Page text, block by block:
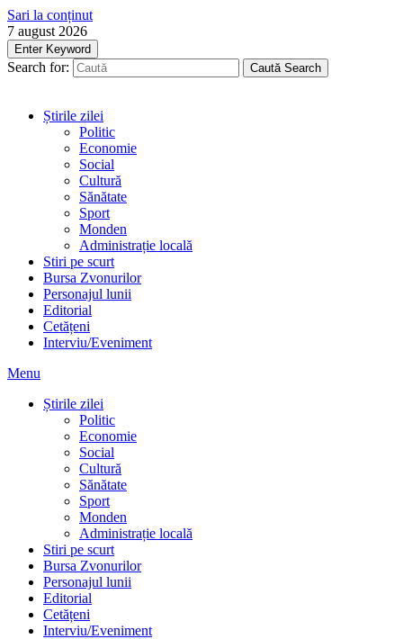
Sari la conținut
7 august 2026
Enter Keyword
Search for: Caută Search
Știrile zilei
Politic
Economie
Social
Cultură
Sănătate
Sport
Monden
Administrație locală
Stiri pe scurt
Bursa Zvonurilor
Personajul lunii
Editorial
Cetățeni
Interviu/Eveniment
Menu
Știrile zilei
Politic
Economie
Social
Cultură
Sănătate
Sport
Monden
Administrație locală
Stiri pe scurt
Bursa Zvonurilor
Personajul lunii
Editorial
Cetățeni
Interviu/Eveniment